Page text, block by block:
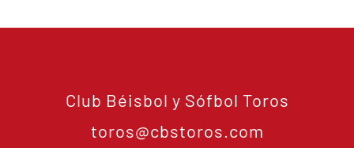
Club Béisbol y Sófbol Toros
toros@cbstoros.com